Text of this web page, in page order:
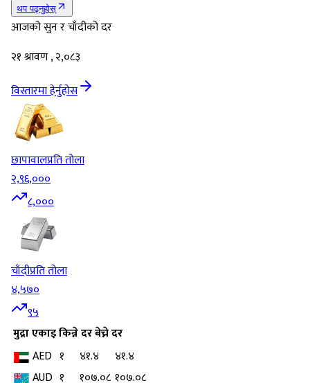
थप पढ्नुहोस्
आजको सुन र चाँदीको दर
२१ श्रावण , २,०८३
विस्तारमा हेर्नुहोस
छापावालप्रति तोला
२,९६,०००
८,०००
चाँदीप्रति तोला
४,५७०
९५
मुद्राएकाइकिन्ने दरबेच्ने दर
AED १ ४१.४
४१.४
AUD १ १०७.०८ १०७.०८